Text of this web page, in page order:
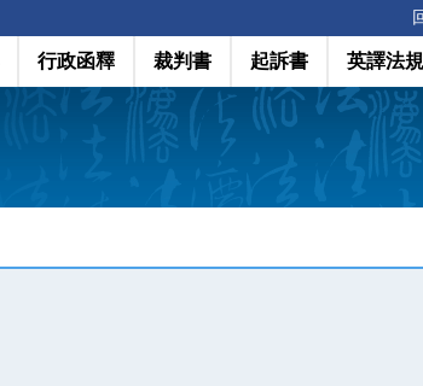
行政函釋 裁判書 起訴書 英譯法規